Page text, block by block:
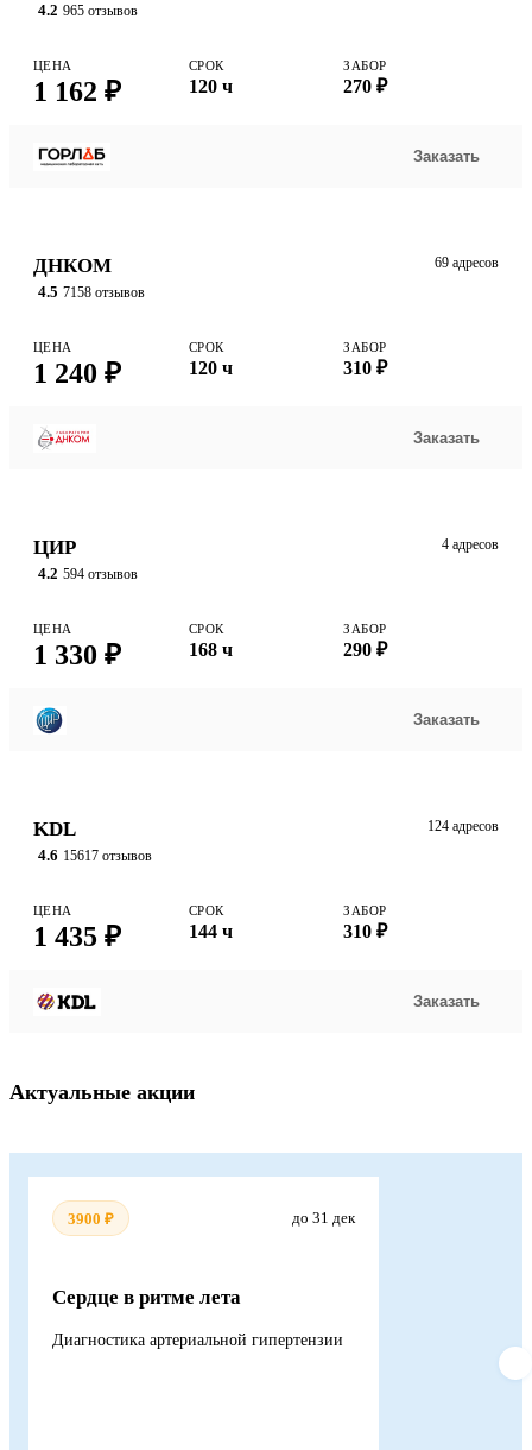
4.2 965 отзывов
ЦЕНА
1 162 ₽
СРОК
120 ч
ЗАБОР
270 ₽
Заказать
ДНКОМ
4.5 7158 отзывов
69 адресов
ЦЕНА
1 240 ₽
СРОК
120 ч
ЗАБОР
310 ₽
Заказать
ЦИР
4.2 594 отзывов
4 адресов
ЦЕНА
1 330 ₽
СРОК
168 ч
ЗАБОР
290 ₽
Заказать
KDL
4.6 15617 отзывов
124 адресов
ЦЕНА
1 435 ₽
СРОК
144 ч
ЗАБОР
310 ₽
Заказать
Актуальные акции
3900 ₽ до 31 дек
Сердце в ритме лета
Диагностика артериальной гипертензии